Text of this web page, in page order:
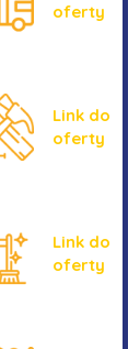
oferty
Link do
oferty
Link do
oferty